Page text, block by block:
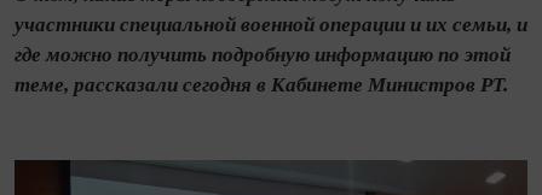
участники специальной военной операции и их семьи, и
где можно получить подробную информацию по этой
теме, рассказали сегодня в Кабинете Министров РТ.